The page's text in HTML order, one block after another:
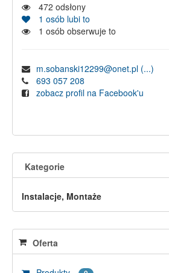
472 odsłony
1 osób lubi to
1 osób obserwuje to
m.sobanski12299@onet.pl (...)
693 057 208
zobacz profil na Facebook'u
Kategorie
Instalacje, Montaże
Oferta